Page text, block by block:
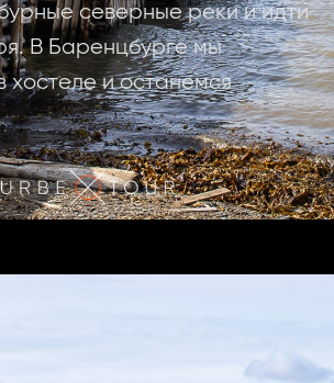
северные реки и идти
В Баренцбурге мы
хостеле и останемся